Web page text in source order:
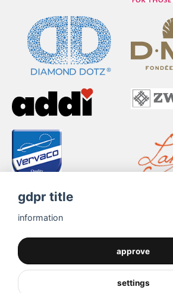
gdpr title
information
approve
settings